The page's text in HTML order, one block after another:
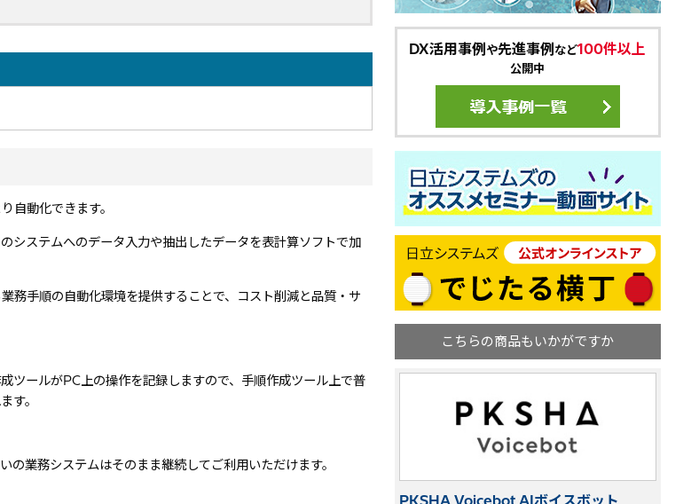
自動化できます。
システムへのデータ入力や抽出したデータを表計算ソフトで加
務手順の自動化環境を提供することで、コスト削減と品質・サ
ツールがPC上の操作を記録しますので、手順作成ツール上で普
す。
業務システムはそのまま継続してご利用いただけます。
DX活用事例 や先進事例 など100件以上
公開中
こちらの商品もいかがですか